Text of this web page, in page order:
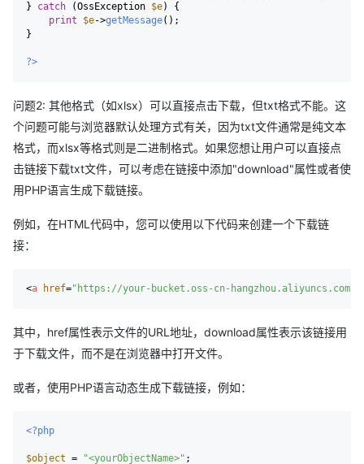
} catch (OssException $e) {
print
$e->getMessage();
}
?>
问题2: 其他格式（如xlsx）可以直接点击下载，但txt格式不能。这
个问题可能与浏览器默认处理方式有关，因为txt文件通常是纯文本
格式，而xlsx等格式则是二进制格式。如果您想让用户可以直接点
击链接下载txt文件，可以考虑在链接中添加"download"属性或者使
用PHP语言生成下载链接。
例如，在HTML代码中，您可以使用以下代码来创建一个下载链
接：
<a href="https://your-bucket.oss-cn-
其中，href属性表示文件的URL地址，download属性表示该链接用
于下载文件，而不是在浏览器中打开文件。
或者，使用PHP语言动态生成下载链接，例如：
<?php
$object = "<yourObjectName>"